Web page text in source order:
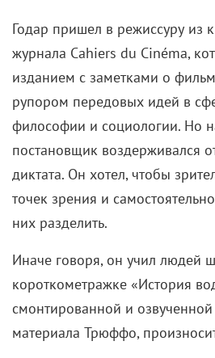
Годар пришел в режиссуру из
журнала Cahiers du Cinéma,
изданием с заметками о
рупором передовых идей в
философии и социологии. Но
постановщик воздерживался
диктата. Он хотел, чтобы
точек зрения и
них разделить.
Иначе говоря, он учил людей
короткометражке «История
смонтированной и
материала Трюффо,